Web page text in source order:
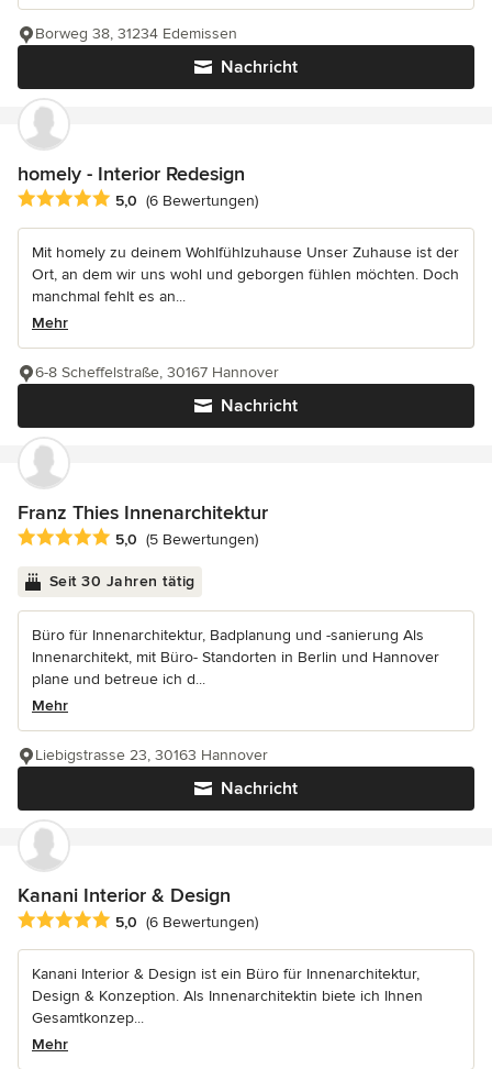
Nachricht
Borweg 38, 31234 Edemissen
homely - Interior Redesign
Durchschnittliche Bewertung: 5 von 5 Sternen
5,0 (6 Bewertungen)
Mit homely zu deinem Wohlfühlzuhause Unser Zuhause ist der
Ort, an dem wir uns wohl und geborgen fühlen möchten. Doch
manchmal fehlt es an...
Mehr
Nachricht
6-8 Scheffelstraße, 30167 Hannover
Franz Thies Innenarchitektur
Durchschnittliche Bewertung: 5 von 5 Sternen
5,0 (5 Bewertungen)
Seit 30 Jahren tätig
Büro für Innenarchitektur, Badplanung und -sanierung Als
Innenarchitekt, mit Büro- Standorten in Berlin und Hannover
plane und betreue ich d...
Mehr
Nachricht
Liebigstrasse 23, 30163 Hannover
Kanani Interior & Design
Durchschnittliche Bewertung: 5 von 5 Sternen
5,0 (6 Bewertungen)
Kanani Interior & Design ist ein Büro für Innenarchitektur,
Design & Konzeption. Als Innenarchitektin biete ich Ihnen
Gesamtkonzep...
Mehr